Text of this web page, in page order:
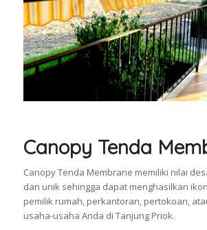
Canopy Tenda
Canopy Tenda Membrane memiliki nilai
dan unik sehingga dapat menghasilkan
pemilik rumah, perkantoran, pertokoan,
usaha-usaha Anda di Tanjung Priok.